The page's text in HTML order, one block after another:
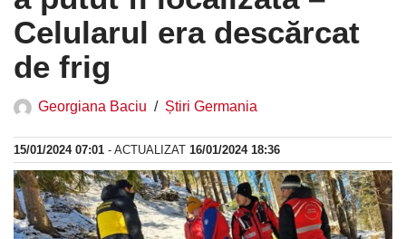
Celularul era descărcat
de frig
Georgiana Baciu Știri Germania
15/01/2024 07:01 - ACTUALIZAT 16/01/2024 18:36